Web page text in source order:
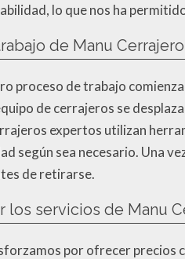
lo que nos ha
de Manu Cerrajero
proceso de trabajo
de cerrajeros se
expertos utilizan
según sea necesario. Una
de retirarse.
los servicios de Manu
por ofrecer